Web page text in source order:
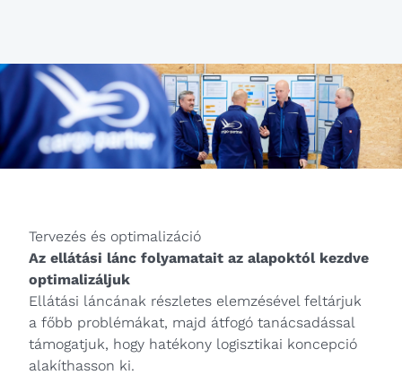
Tervezés és optimalizáció
Az ellátási lánc folyamatait az alapoktól kezdve
optimalizáljuk
Ellátási láncának részletes elemzésével feltárjuk
a főbb problémákat, majd átfogó tanácsadással
támogatjuk, hogy hatékony logisztikai koncepció
alakíthasson ki.